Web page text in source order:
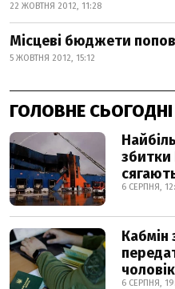
22 ЖОВТНЯ 2012, 11:28
Місцеві бюджети
5 ЖОВТНЯ 2012, 15:12
ГОЛОВНЕ СЬОГОДНІ
збитки
6 СЕРПНЯ,
Кабмін
6 СЕРПНЯ,